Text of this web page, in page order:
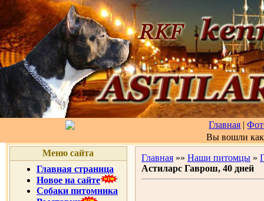
Главная |
Вы вошли
Меню сайта
Главная страница
Новое на сайте
Собаки питомника
Главная »» Наши питомцы »
Астиларс Гаврош, 40 дней